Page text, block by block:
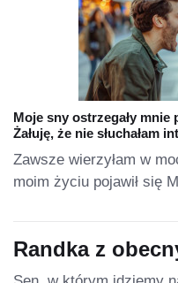
Moje sny ostrzegały
Żałuję, że nie słuchałam
Zawsze wierzyłam w
moim życiu pojawił się
Randka z